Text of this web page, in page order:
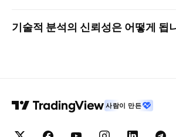
기술적 분석의 신뢰성은 어떻게 됩
사람이 만든